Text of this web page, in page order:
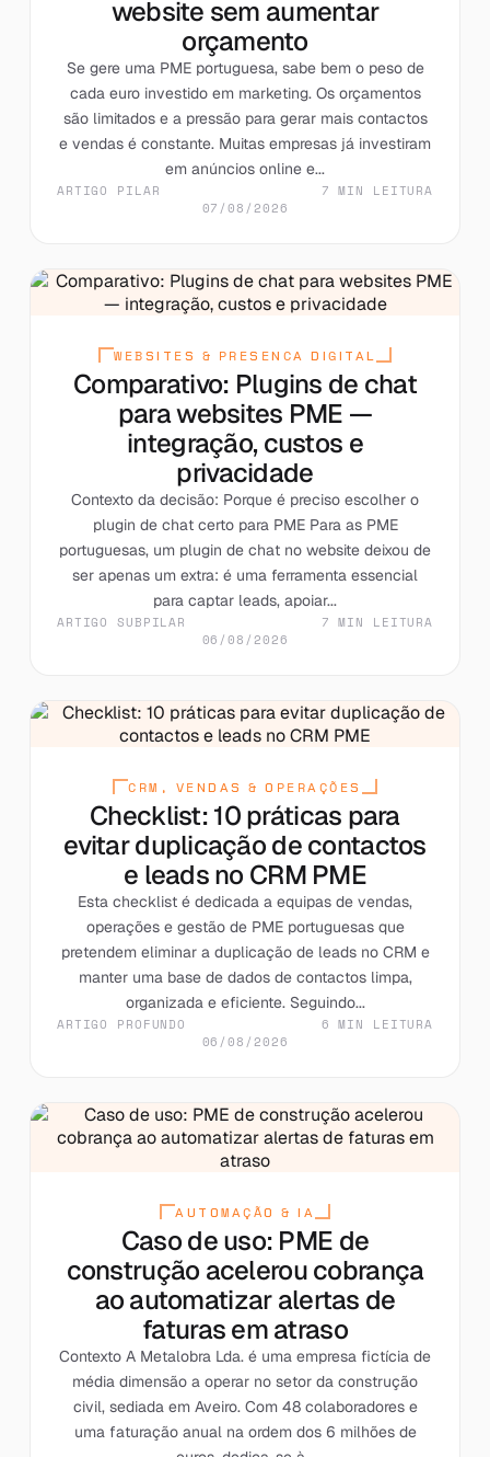
website sem aumentar
orçamento
Se gere uma PME portuguesa, sabe bem o peso de
cada euro investido em marketing. Os orçamentos
são limitados e a pressão para gerar mais contactos
e vendas é constante. Muitas empresas já investiram
em anúncios online e...
ARTIGO PILAR
7 MIN LEITURA
07/08/2026
WEBSITES & PRESENCA DIGITAL
Comparativo: Plugins de chat
para websites PME —
integração, custos e
privacidade
Contexto da decisão: Porque é preciso escolher o
plugin de chat certo para PME Para as PME
portuguesas, um plugin de chat no website deixou de
ser apenas um extra: é uma ferramenta essencial
para captar leads, apoiar...
ARTIGO SUBPILAR
7 MIN LEITURA
06/08/2026
CRM, VENDAS & OPERAÇÕES
Checklist: 10 práticas para
evitar duplicação de contactos
e leads no CRM PME
Esta checklist é dedicada a equipas de vendas,
operações e gestão de PME portuguesas que
pretendem eliminar a duplicação de leads no CRM e
manter uma base de dados de contactos limpa,
organizada e eficiente. Seguindo...
ARTIGO PROFUNDO
6 MIN LEITURA
06/08/2026
AUTOMAÇÃO & IA
Caso de uso: PME de
construção acelerou cobrança
ao automatizar alertas de
faturas em atraso
Contexto A Metalobra Lda. é uma empresa fictícia de
média dimensão a operar no setor da construção
civil, sediada em Aveiro. Com 48 colaboradores e
uma faturação anual na ordem dos 6 milhões de